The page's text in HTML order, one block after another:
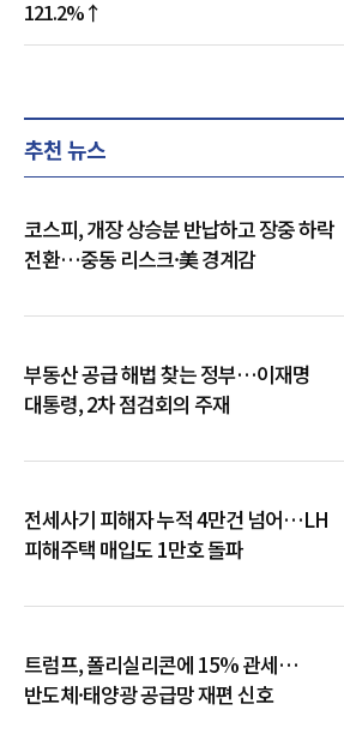
121.2%↑
추천 뉴스
코스피, 개장 상승분 반납하고 장중 하락
전환…중동 리스크·美 경계감
부동산 공급 해법 찾는 정부…이재명
대통령, 2차 점검회의 주재
전세사기 피해자 누적 4만건 넘어…LH
피해주택 매입도 1만호 돌파
트럼프, 폴리실리콘에 15% 관세…
반도체·태양광 공급망 재편 신호